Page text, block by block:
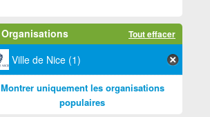
Organisations Tout effacer
Ville de Nice (1)
Montrer uniquement les organisations
populaires